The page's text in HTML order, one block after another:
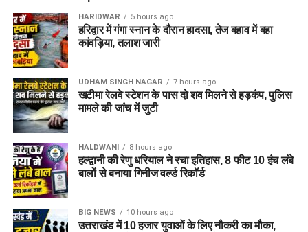
HARIDWAR 5 hours ago
हरिद्वार में गंगा स्नान के दौरान हादसा, तेज बहाव में बहा
कांवड़िया, तलाश जारी
UDHAM SINGH NAGAR 7 hours ago
खटीमा रेलवे स्टेशन के पास दो शव मिलने से हड़कंप, पुलिस
मामले की जांच में जुटी
HALDWANI 8 hours ago
हल्द्वानी की रेणु धरियाल ने रचा इतिहास, 8 फीट 10 इंच लंबे
बालों से बनाया गिनीज वर्ल्ड रिकॉर्ड
BIG NEWS 10 hours ago
उत्तराखंड में 10 हजार युवाओं के लिए नौकरी का मौका,